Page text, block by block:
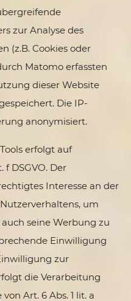
zur Analyse des
(z.B. Cookies oder
Matomo erfassten
dieser Website
Die IP-
anonymisiert.
erfolgt auf
f DSGVO. Der
Interesse an der
um
seine Werbung zu
Einwilligung
zur
die Verarbeitung
Art. 6 Abs. 1 lit. a